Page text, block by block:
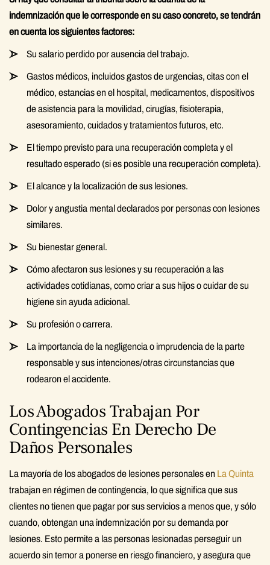
indemnización que le corresponde en su caso concreto, se tendrán
en cuenta los siguientes factores:
Su salario perdido por ausencia del trabajo.
Gastos médicos, incluidos gastos de urgencias, citas con el
médico, estancias en el hospital, medicamentos, dispositivos
de asistencia para la movilidad, cirugías, fisioterapia,
asesoramiento, cuidados y tratamientos futuros, etc.
El tiempo previsto para una recuperación completa y el
resultado esperado (si es posible una recuperación completa).
El alcance y la localización de sus lesiones.
Dolor y angustia mental declarados por personas con lesiones
similares.
Su bienestar general.
Cómo afectaron sus lesiones y su recuperación a las
actividades cotidianas, como criar a sus hijos o cuidar de su
higiene sin ayuda adicional.
Su profesión o carrera.
La importancia de la negligencia o imprudencia de la parte
responsable y sus intenciones/otras circunstancias que
rodearon el accidente.
Los Abogados Trabajan Por
Contingencias En Derecho De
Daños Personales
La mayoría de los abogados de lesiones personales en La Quinta
trabajan en régimen de contingencia, lo que significa que sus
clientes no tienen que pagar por sus servicios a menos que, y sólo
cuando, obtengan una indemnización por su demanda por
lesiones. Esto permite a las personas lesionadas perseguir un
acuerdo sin temor a ponerse en riesgo financiero, y asegura que